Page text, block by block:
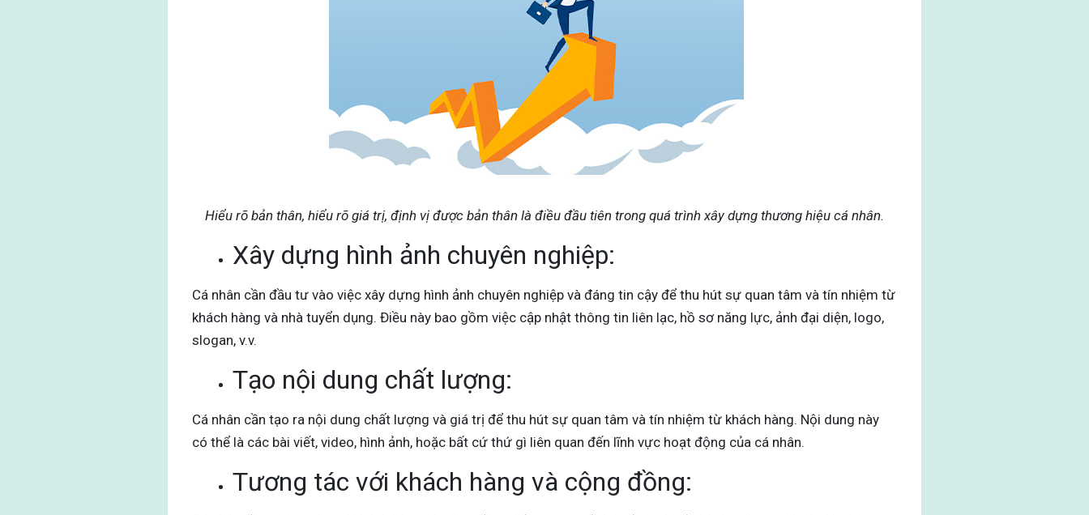
Hiểu rõ bản thân, hiểu rõ giá trị, định vị được bản thân là điều đầu tiên trong quá trình xây dựng thương hiệu cá nhân.
Xây dựng hình ảnh chuyên nghiệp:
Cá nhân cần đầu tư vào việc xây dựng hình ảnh chuyên nghiệp và đáng tin cậy để thu hút sự quan tâm và tín nhiệm từ
khách hàng và nhà tuyển dụng. Điều này bao gồm việc cập nhật thông tin liên lạc, hồ sơ năng lực, ảnh đại diện, logo,
slogan, v.v.
Tạo nội dung chất lượng:
Cá nhân cần tạo ra nội dung chất lượng và giá trị để thu hút sự quan tâm và tín nhiệm từ khách hàng. Nội dung này
có thể là các bài viết, video, hình ảnh, hoặc bất cứ thứ gì liên quan đến lĩnh vực hoạt động của cá nhân.
Tương tác với khách hàng và cộng đồng: